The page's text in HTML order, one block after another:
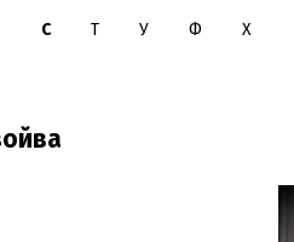
С Т У Ф Х